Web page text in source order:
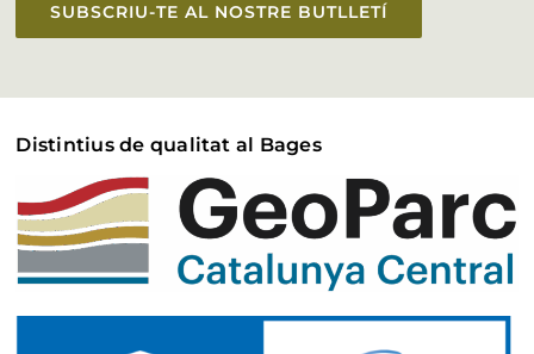
SUBSCRIU-TE AL NOSTRE BUTLLETÍ
Distintius de qualitat al Bages